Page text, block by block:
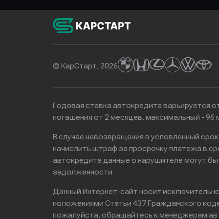
© КарСтарт, 2026
Годовая ставка автокредита варьируется
погашения от 2 месяцев, максимальный -
В случае невозвращения в условленный
начислить штраф за просрочку платежа в
автокредита данные о нарушителе могут
задолженности.
Данный Интернет-сайт носит
положениями Статьи 437 Гражданского
пожалуйста, обращайтесь к менеджерам